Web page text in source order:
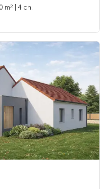
m2
| 4 ch.